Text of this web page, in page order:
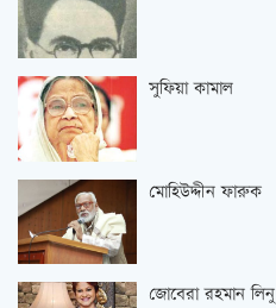
সুফিয়া কামাল
মোহিউদ্দীন ফারুক
জোবেরা রহমান লিনু